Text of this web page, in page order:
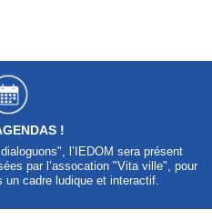
!
l’IEDOM sera présent
par l’assocation "Vita ville", pour
cadre ludique et interactif.